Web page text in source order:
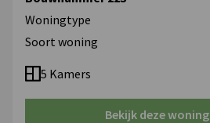
Woningtype
Soort woning
5 Kamers
Bekijk deze woning